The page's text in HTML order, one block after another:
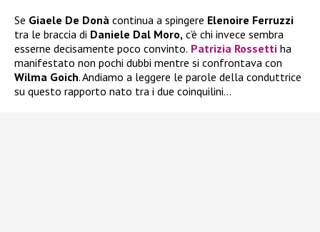
Se Giaele De Donà continua a spingere Elenoire Ferruzzi
tra le braccia di Daniele Dal Moro, c’è chi invece sembra
esserne decisamente poco convinto. Patrizia Rossetti ha
manifestato non pochi dubbi mentre si confrontava con
Wilma Goich. Andiamo a leggere le parole della conduttrice
su questo rapporto nato tra i due coinquilini…